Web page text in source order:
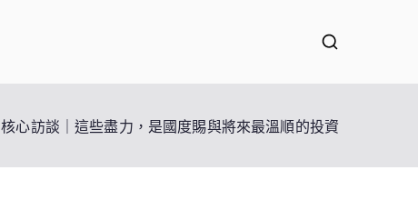
核心訪談｜這些盡力，是國度賜與將來最溫順的投資